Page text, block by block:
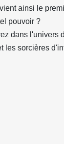
ainsi le
pouvoir ?
dans l'univers
les sorcières